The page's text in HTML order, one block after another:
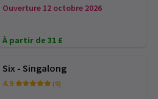
Ouverture 12 octobre 2026
À partir de 31 £
Six - Singalong
4.9 (9)